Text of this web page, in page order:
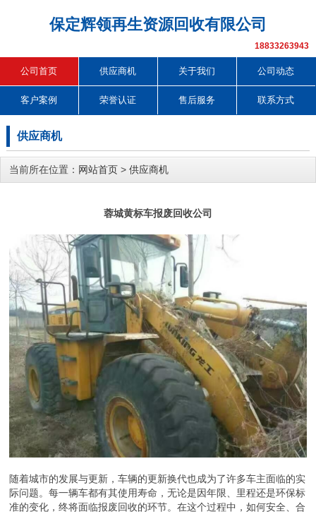
保定辉领再生资源回收有限公司
18833263943
公司首页 供应商机 关于我们 公司动态
客户案例 荣誉认证 售后服务 联系方式
供应商机
当前所在位置： 网站首页 > 供应商机
蓉城黄标车报废回收公司
随着城市的发展与更新，车辆的更新换代也成为了许多车主面临的实
际问题。每一辆车都有其使用寿命，无论是因年限、里程还是环保标
准的变化，终将面临报废回收的环节。在这个过程中，如何安全、合